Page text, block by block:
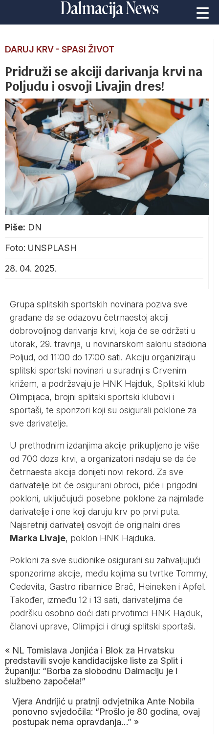
DARUJ KRV - SPASI ŽIVOT
Pridruži se akciji darivanja krvi na
Poljudu i osvoji Livajin dres!
Piše: DN
Foto: UNSPLASH
28. 04. 2025.
Grupa splitskih sportskih novinara poziva sve
građane da se odazovu četrnaestoj akciji
dobrovoljnog darivanja krvi, koja će se održati u
utorak, 29. travnja, u novinarskom salonu stadiona
Poljud, od 11:00 do 17:00 sati. Akciju organiziraju
splitski sportski novinari u suradnji s Crvenim
križem, a podržavaju je HNK Hajduk, Splitski klub
Olimpijaca, brojni splitski sportski klubovi i
sportaši, te sponzori koji su osigurali poklone za
sve darivatelje.
U prethodnim izdanjima akcije prikupljeno je više
od 700 doza krvi, a organizatori nadaju se da će
četrnaesta akcija donijeti novi rekord. Za sve
darivatelje bit će osigurani obroci, piće i prigodni
pokloni, uključujući posebne poklone za najmlađe
darivatelje i one koji daruju krv po prvi puta.
Najsretniji darivatelj osvojit će originalni dres
Marka Livaje, poklon HNK Hajduka.
Pokloni za sve sudionike osigurani su zahvaljujući
sponzorima akcije, među kojima su tvrtke Tommy,
Cedevita, Gastro ribarnice Brač, Heineken i Apfel.
Također, između 12 i 13 sati, darivateljima će
podršku osobno doći dati prvotimci HNK Hajduk,
članovi uprave, Olimpijci i drugi splitski sportaši.
« NL Tomislava Jonjića i Blok za Hrvatsku
predstavili svoje kandidacijske liste za Split i
županiju: “Borba za slobodnu Dalmaciju je i
službeno započela!”
Vjera Andrijić u pratnji odvjetnika Ante Nobila
ponovno svjedočila: “Prošlo je 80 godina, ovaj
postupak nema opravdanja…” »